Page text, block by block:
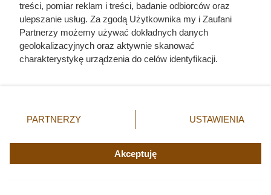
Zginął z rąk kobiety, którą
próbował zgwałcić. Historia
polskiego władcy zaskakuje
treści, pomiar reklam i treści, badanie odbiorców oraz
ulepszanie usług. Za zgodą Użytkownika my i Zaufani
Partnerzy możemy używać dokładnych danych
geolokalizacyjnych oraz aktywnie skanować
charakterystykę urządzenia do celów identyfikacji.
zmienić/wycofać klikając przycisk ustawień prywatności
znajdujący się w lewym dolnym rogu strony. Niektóre
użytkownika, ale masz prawo sprzeciwić się takiemu
przetwarzaniu. Preferencje będą miały zastosowania tylko
PARTNERZY USTAWIENIA
Akceptuję